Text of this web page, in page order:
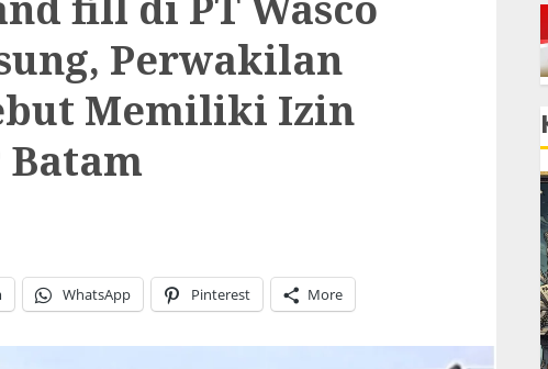
Perwakilan
Memiliki Izin
WhatsApp Pinterest More